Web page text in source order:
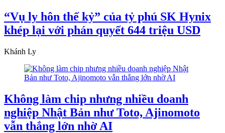
“Vụ ly hôn thế kỷ” của tỷ phú SK Hynix
khép lại với phán quyết 644 triệu USD
Khánh Ly
Không làm chip nhưng nhiều doanh
nghiệp Nhật Bản như Toto, Ajinomoto
vẫn thắng lớn nhờ AI